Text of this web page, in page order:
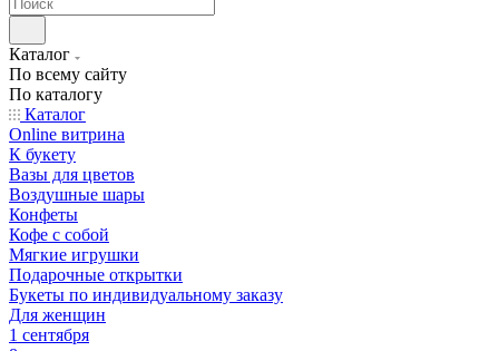
Каталог
По всему сайту
По каталогу
Каталог
Online витрина
К букету
Вазы для цветов
Воздушные шары
Конфеты
Кофе с собой
Мягкие игрушки
Подарочные открытки
Букеты по индивидуальному заказу
Для женщин
1 сентября